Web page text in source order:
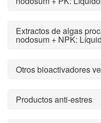
Extractos de algas
nodosum + NPK:
Otros bioactivadores
Productos anti-estres